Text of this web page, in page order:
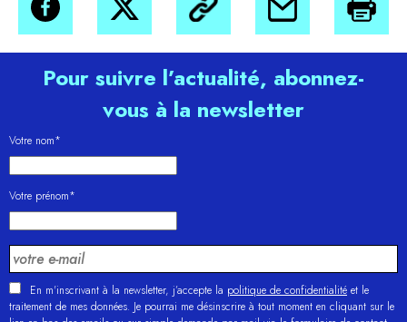
Pour suivre l’actualité, abonnez-
vous à la newsletter
Votre nom*
Votre prénom*
En m'inscrivant à la newsletter, j’accepte la politique de confidentialité et le
traitement de mes données. Je pourrai me désinscrire à tout moment en cliquant sur le